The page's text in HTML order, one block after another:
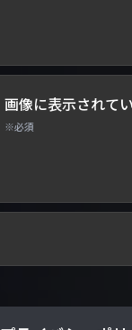
画像に表示されて
※必須